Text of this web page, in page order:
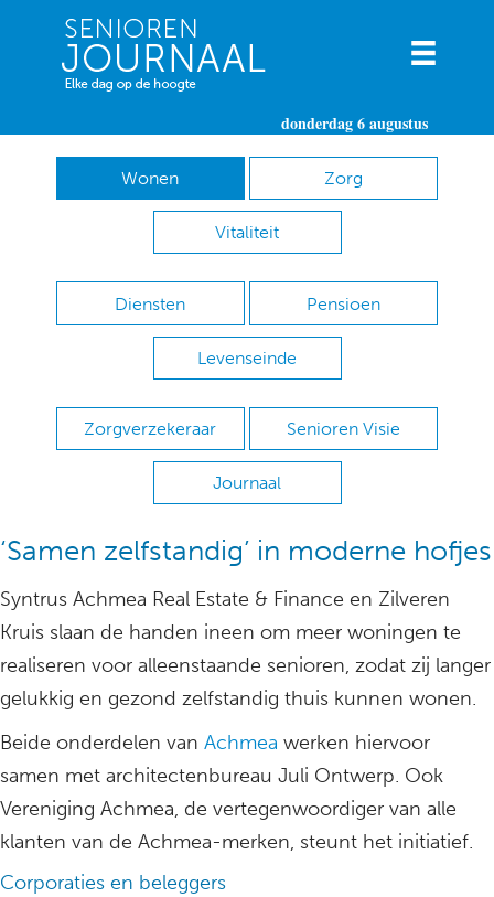
donderdag 6 augustus
Wonen Zorg
Vitaliteit
Diensten Pensioen
Levenseinde
Zorgverzekeraar Senioren Visie
Journaal
‘Samen zelfstandig’ in moderne hofjes
Syntrus Achmea Real Estate & Finance en Zilveren
Kruis slaan de handen ineen om meer woningen te
realiseren voor alleenstaande senioren, zodat zij langer
gelukkig en gezond zelfstandig thuis kunnen wonen.
Beide onderdelen van Achmea werken hiervoor
samen met architectenbureau Juli Ontwerp. Ook
Vereniging Achmea, de vertegenwoordiger van alle
klanten van de Achmea-merken, steunt het initiatief.
Corporaties en beleggers